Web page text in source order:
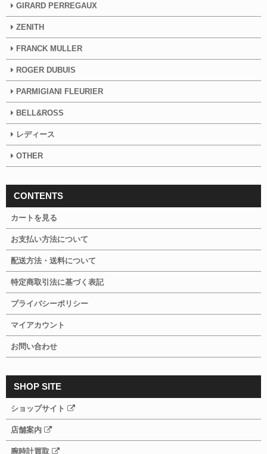
GIRARD PERREGAUX
ZENITH
FRANCK MULLER
ROGER DUBUIS
PARMIGIANI FLEURIER
BELL&ROSS
レディース
OTHER
CONTENTS
カートを見る
お支払い方法について
配送方法・送料について
特定商取引法に基づく表記
プライバシーポリシー
マイアカウント
お問い合わせ
SHOP SITE
ショップサイト
店舗案内
腕時計買取